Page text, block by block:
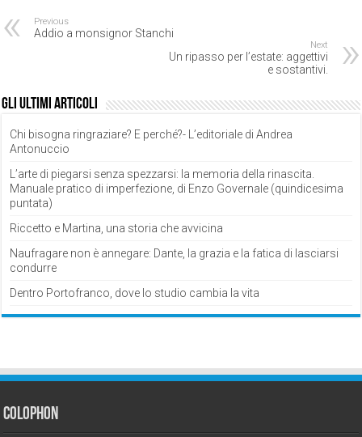
Previous
Addio a monsignor Stanchi
Next
Un ripasso per l’estate: aggettivi
e sostantivi.
Gli ultimi articoli
Chi bisogna ringraziare? E perché?- L’editoriale di Andrea
Antonuccio
L’arte di piegarsi senza spezzarsi: la memoria della rinascita.
Manuale pratico di imperfezione, di Enzo Governale (quindicesima
puntata)
Riccetto e Martina, una storia che avvicina
Naufragare non è annegare: Dante, la grazia e la fatica di lasciarsi
condurre
Dentro Portofranco, dove lo studio cambia la vita
Colophon